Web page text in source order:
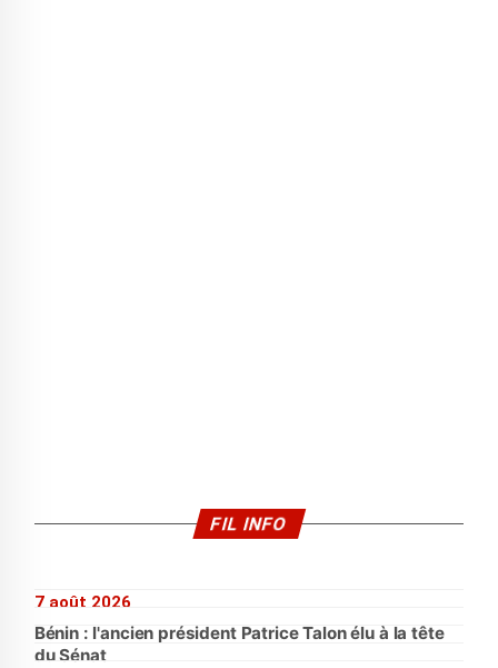
FIL INFO
7 août 2026
Bénin : l'ancien président Patrice Talon élu à la tête
du Sénat